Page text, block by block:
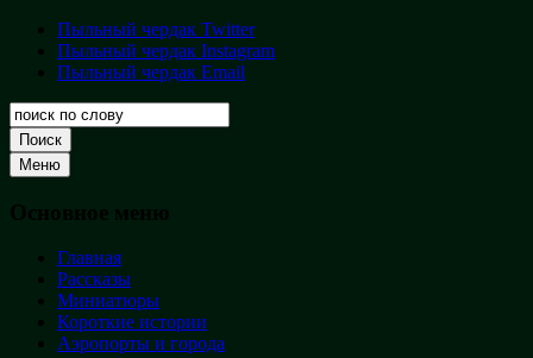
Перейти
содержимому
Пыльный
чердак
Творческая
кладовая
Пыльный чердак Twitter
Пыльный чердак Instagram
Пыльный чердак Email
Поиск
Меню
Основное меню
Главная
Рассказы
Миниатюры
Короткие истории
Аэропорты и города